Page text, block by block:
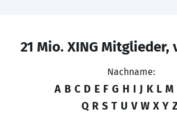
21 Mio. XING Mitglieder,
Nachname:
A B C D E F G H I J K L M
Q R S T U V W X Y